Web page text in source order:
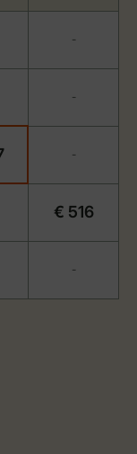
-
-
-
€ 516
-